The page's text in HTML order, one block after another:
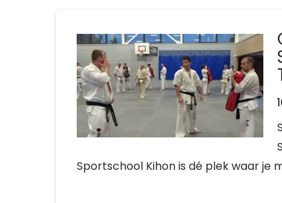
Sportschool Kihon is dé plek waar je